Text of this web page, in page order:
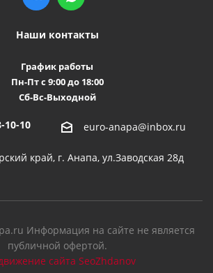
Наши контакты
График работы
Пн-Пт с 9:00 до 18:00
Сб-Вс-Выходной
10-10 euro-anapa@inbox.ru
край, г. Анапа, ул.Заводская 28д
Информация на сайте не является
публичной офертой.
сайта SeoZhdanov